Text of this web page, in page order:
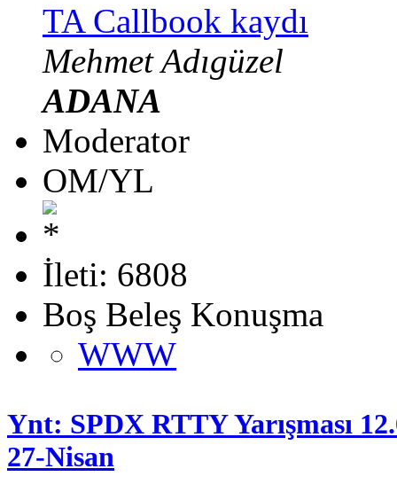
TA Callbook kaydı
Mehmet Adıgüzel
ADANA
Moderator
OM/YL
İleti: 6808
Boş Beleş Konuşma
WWW
Ynt: SPDX RTTY Yarışması
27-Nisan